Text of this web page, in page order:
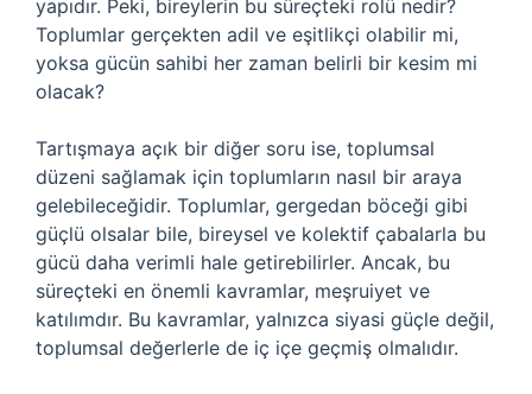
yapıdır. Peki, bireylerin bu süreçteki rolü nedir?
Toplumlar gerçekten adil ve eşitlikçi olabilir mi,
yoksa gücün sahibi her zaman belirli bir kesim mi
olacak?
Tartışmaya açık bir diğer soru ise, toplumsal
düzeni sağlamak için toplumların nasıl bir araya
gelebileceğidir. Toplumlar, gergedan böceği gibi
güçlü olsalar bile, bireysel ve kolektif çabalarla bu
gücü daha verimli hale getirebilirler. Ancak, bu
süreçteki en önemli kavramlar, meşruiyet ve
katılımdır. Bu kavramlar, yalnızca siyasi güçle değil,
toplumsal değerlerle de iç içe geçmiş olmalıdır.